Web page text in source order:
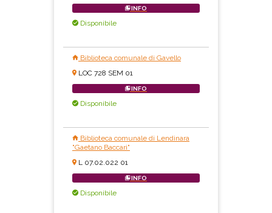
INFO
Disponibile
Biblioteca comunale di Gavello
LOC 728 SEM 01
INFO
Disponibile
Biblioteca comunale di Lendinara
"Gaetano Baccari"
L 07.02.022 01
INFO
Disponibile